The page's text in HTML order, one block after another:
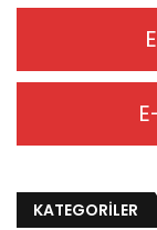
KATEGORİLER